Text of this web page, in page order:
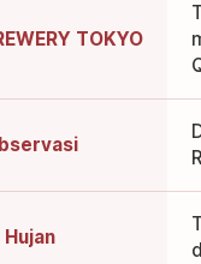
TOKYO
Hujan